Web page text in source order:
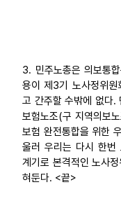
3. 민주노총은 의보통
용이 제3기 노사정위
고 간주할 수밖에 없다.
보험노조(구 지역의보
보험 완전통합을 위한
울러 우리는 다시 한번
계기로 본격적인 노사
혀둔다. <끝>